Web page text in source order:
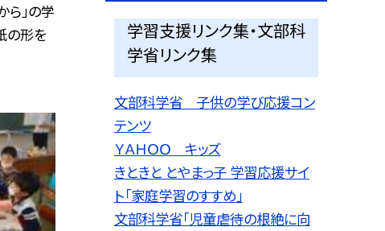
ら」の学
の形を
学習支援リンク集・文部科
学省リンク集
文部科学省 子供の学び応援コン
テンツ
ＹＡＨＯＯ キッズ
きときと とやまっ子 学習応援サイ
ト「家庭学習のすすめ」
文部科学省「児童虐待の根絶に向